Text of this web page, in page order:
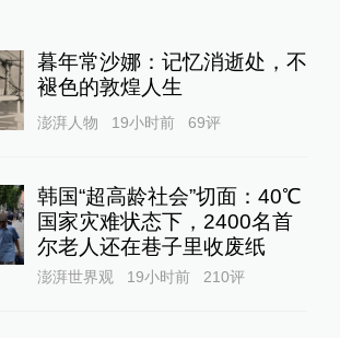
暮年常沙娜：记忆消逝处，不
褪色的敦煌人生
澎湃人物 19小时前 69评
韩国“超高龄社会”切面：40℃
国家灾难状态下，2400名首
尔老人还在巷子里收废纸
澎湃世界观 19小时前 210评